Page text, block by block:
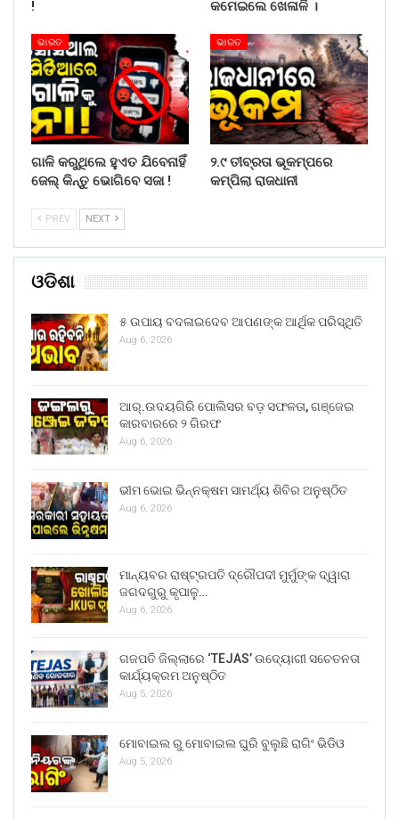
! କମେଇଲେ ଖେଳାଳି ।
ଭାରତ
ଗାଳି କରୁଥିଲେ ହୁଏତ ଯିବେନାହିଁ
ଜେଲ୍ କିନ୍ତୁ ଭୋଗିବେ ସଜା !
ଭାରତ
୨.୯ ତୀବ୍ରତା ଭୂକମ୍ପରେ
କମ୍ପିଲା ରାଜଧାନୀ
PREV NEXT
ଓଡିଶା
୫ ଉପାୟ ବଦଳାଇଦେବ ଆପଣଙ୍କ ଆର୍ଥିକ ପରିସ୍ଥିତି
Aug 6, 2026
ଆର୍.ଉଦୟଗିରି ପୋଲିସର ବଡ଼ ସଫଳତା, ଗଞ୍ଜେଇ
କାରବାରରେ ୨ ଗିରଫ
Aug 6, 2026
ଭୀମ ଭୋଇ ଭିନ୍ନକ୍ଷମ ସାମର୍ଥ୍ୟ ଶିବିର ଅନୁଷ୍ଠିତ
Aug 6, 2026
ମାନ୍ୟବର ରାଷ୍ଟ୍ରପତି ଦ୍ରୌପଦୀ ମୁର୍ମୁଙ୍କ ଦ୍ୱାରା
ଜଗଦଗୁରୁ କୃପାଳୁ…
Aug 6, 2026
ଗଜପତି ଜିଲ୍ଲାରେ ‘TEJAS’ ଉଦ୍ୟୋଗୀ ସଚେତନତା
କାର୍ଯ୍ୟକ୍ରମ ଅନୁଷ୍ଠିତ
Aug 5, 2026
ମୋବାଇଲ ରୁ ମୋବାଇଲ ଘୁରି ବୁଲୁଛି ରାଗିଂ ଭିଡିଓ
Aug 5, 2026